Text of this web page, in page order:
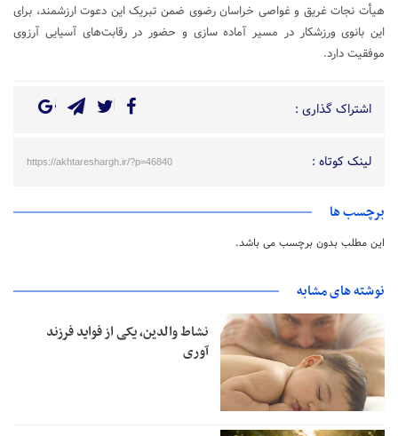
هیأت نجات غریق و غواصی خراسان رضوی ضمن تبریک این دعوت ارزشمند، برای
این بانوی ورزشکار در مسیر آماده‌ سازی و حضور در رقابت‌های آسیایی آرزوی
موفقیت دارد.
اشتراک گذاری :
لینک کوتاه : https://akhtareshargh.ir/?p=46840
برچسب ها
این مطلب بدون برچسب می باشد.
نوشته های مشابه
نشاط والدین، یکی از فواید فرزند
آوری